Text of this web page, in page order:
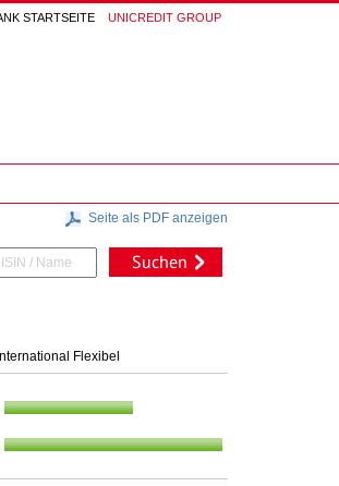
STARTSEITE UNICREDIT GROUP
Seite als PDF anzeigen
Suchen
Flexibel